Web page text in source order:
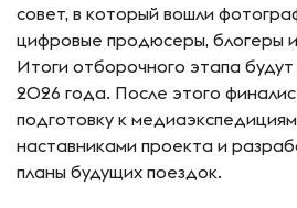
совет, в который вошли
цифровые продюсеры, блогеры
Итоги отборочного этапа
2026 года. После этого
подготовку к
наставниками проекта и
планы будущих поездок.